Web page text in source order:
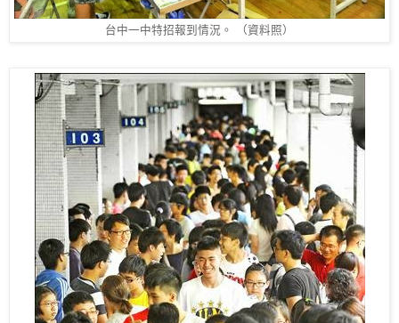
台中一中特招報到情況。 （資料照）